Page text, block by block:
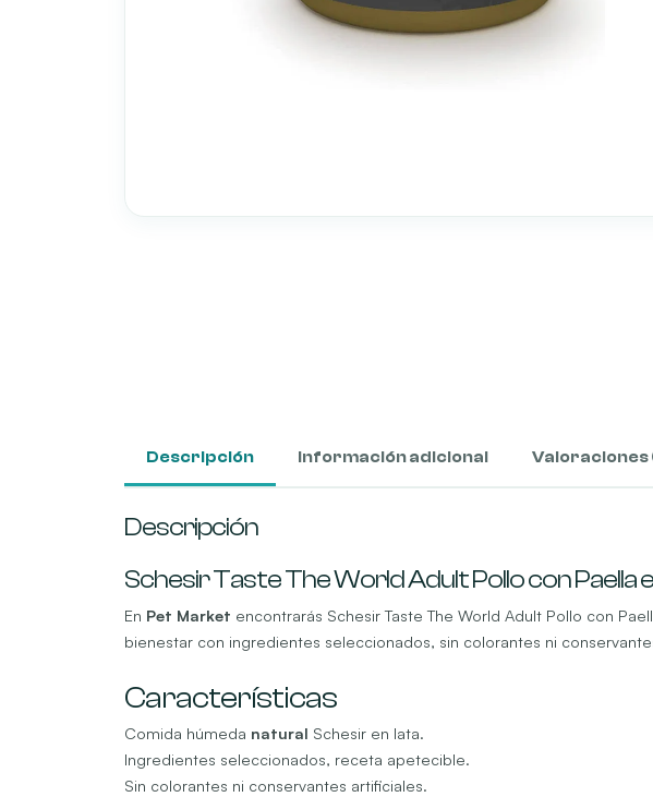
Descripción Información adicional Valoraciones
Descripción
Schesir Taste The World Adult Pollo con Paella
En Pet Market encontrarás Schesir Taste The World Adult Pollo con
bienestar con ingredientes seleccionados, sin colorantes ni
Características
Comida húmeda natural Schesir en lata.
Ingredientes seleccionados, receta apetecible.
Sin colorantes ni conservantes artificiales.